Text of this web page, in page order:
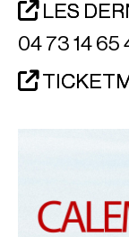
LES
04 73 14 65